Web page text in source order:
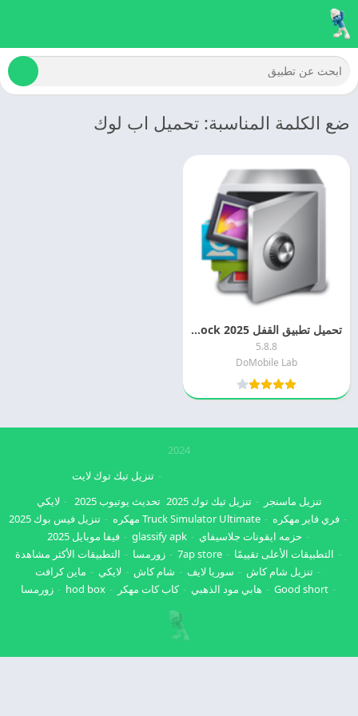
ضع الكلمة المناسبة: تحميل اب لوك
تحميل تطبيق القفل 2025 Applock اخر تحديث مجانا
5.8.8
DoMobile Lab
2024
تنزيل ماسنجر تنزيل تيك توك 2025
تنزيل تيك توك لايت
تحديث يوتيوب 2025
لايكي
فري فاير مهكره
Truck Simulator Ultimate مهكره
تنزيل فيس بوك 2025
حزمه ايقونات جلاسيفاي
glassify apk
فيفا موبايل 2025
التطبيقات الأعلى تقييمًا
7ap store زورمسا
التطبيقات الأكثر مشاهدة
تنزيل شام كاش
سوريا لايف شام كاش لايكي
ماين كرافت
Good short
هابي مود الذهبي كاب كات مهكر hod box زورمسا